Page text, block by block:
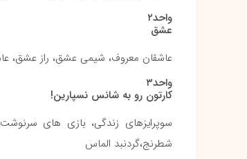
واحد۲
عشق
عاشقان معروف، شیمی عشق، راز عشق،
واحد۳
کارتون رو به شانس نسپارین!
سوپرایزهای زندگی، بازی های
شطرنج،گردنبد الماس